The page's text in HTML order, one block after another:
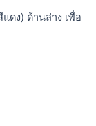
ดง) ด้านล่าง เพื่อ